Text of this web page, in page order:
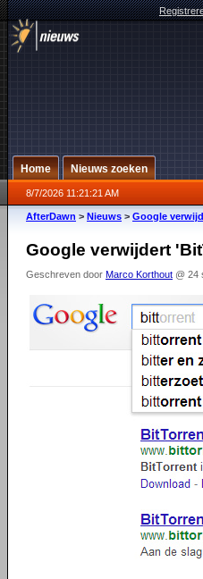
Home Nieuws zoeken
8/7/2026 11:21:21 AM
AfterDawn > Nieuws > Google
Google verwijdert
Geschreven door Marco Korthout @ 24